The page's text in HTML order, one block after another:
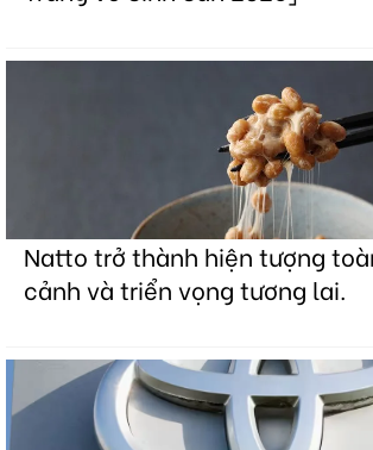
Natto trở thành hiện tượng
cảnh và triển vọng tương lai.